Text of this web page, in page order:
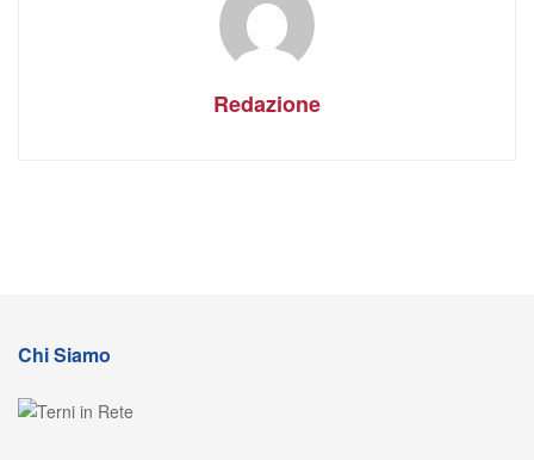
Redazione
Chi Siamo